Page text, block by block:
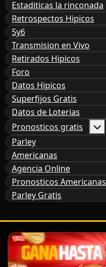
Estaditicas la rinconada
Retrospectos Hipicos
5y6
Transmision en Vivo
Retirados Hipicos
Foro
Datos Hipicos
Superfijos Gratis
Datos de Loterias
Pronosticos gratis
Parley
Americanas
Agencia Online
Pronosticos Americanas
Parley Gratis